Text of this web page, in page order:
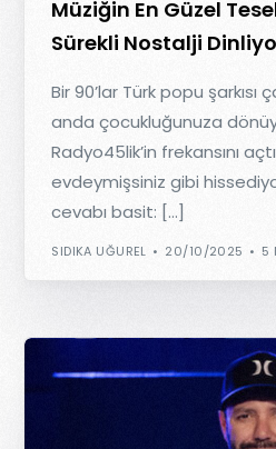
Müziğin En Güzel
Sürekli Nostalji
Bir 90’lar Türk popu şarkısı
anda çocukluğunuza
Radyo45lik’in frekansını
evdeymişsiniz gibi
cevabı basit: […]
SIDIKA UĞUREL 20/10/2025 5